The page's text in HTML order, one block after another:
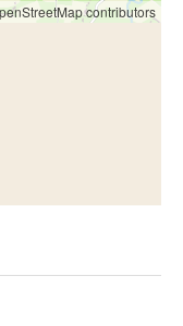
contributors